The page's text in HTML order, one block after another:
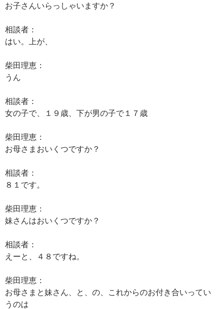
お子さんいらっしゃいますか？
相談者：
はい。上が、
柴田理恵：
うん
相談者：
女の子で、１９歳、下が男の子で１７歳
柴田理恵：
お母さまおいくつですか？
相談者：
８１です。
柴田理恵：
妹さんはおいくつですか？
相談者：
えーと、４８ですね。
柴田理恵：
お母さまと妹さん、と、の、これからのお付き合いってい
うのは